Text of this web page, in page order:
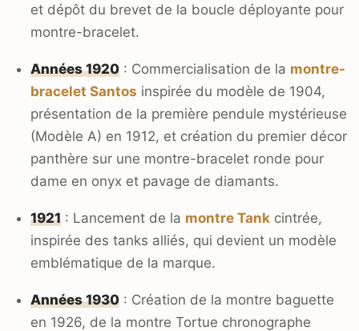
et dépôt du brevet de la boucle déployante pour
montre-bracelet.
Années 1920 : Commercialisation de la montre-
bracelet Santos inspirée du modèle de 1904,
présentation de la première pendule mystérieuse
(Modèle A) en 1912, et création du premier décor
panthère sur une montre-bracelet ronde pour
dame en onyx et pavage de diamants.
1921 : Lancement de la montre Tank cintrée,
inspirée des tanks alliés, qui devient un modèle
emblématique de la marque.
Années 1930 : Création de la montre baguette
en 1926, de la montre Tortue chronographe